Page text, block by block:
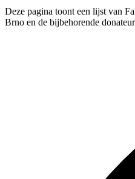
Deze pagina toont een lijst van
Brno en de bijbehorende